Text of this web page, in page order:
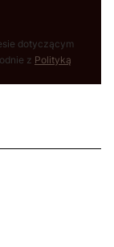
dotyczącym
z Polityką